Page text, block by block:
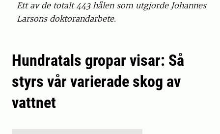
Ett av de totalt 443 hålen som utgjorde Johannes
Larsons doktorandarbete.
Hundratals gropar visar: Så
styrs vår varierade skog av
vattnet